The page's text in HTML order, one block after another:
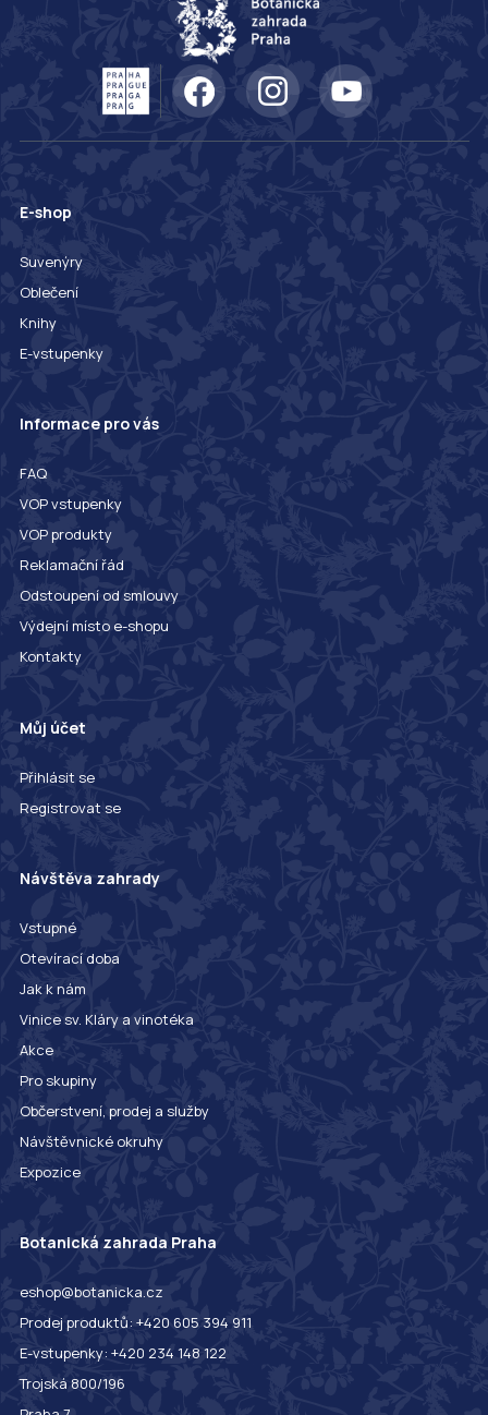
E-shop
Suvenýry
Oblečení
Knihy
E-vstupenky
Informace pro vás
FAQ
VOP vstupenky
VOP produkty
Reklamační řád
Odstoupení od smlouvy
Výdejní místo e-shopu
Kontakty
Můj účet
Přihlásit se
Registrovat se
Návštěva zahrady
Vstupné
Otevírací doba
Jak k nám
Vinice sv. Kláry a vinotéka
Akce
Pro skupiny
Občerstvení, prodej a služby
Návštěvnické okruhy
Expozice
Botanická zahrada Praha
eshop@botanicka.cz
Prodej produktů: +420 605 394 911
E-vstupenky: +420 234 148 122
Trojská 800/196